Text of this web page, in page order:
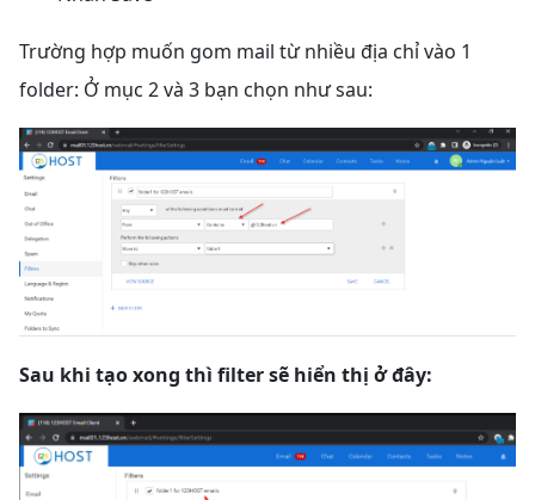
Trường hợp muốn gom mail từ nhiều địa chỉ vào 1
folder: Ở mục 2 và 3 bạn chọn như sau:
Sau khi tạo xong thì filter sẽ hiển thị ở đây: